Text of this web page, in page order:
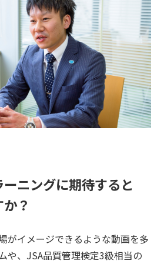
ニングに期待すると
？
がイメージできるような動画を多
や、JSA品質管理検定3級相当の